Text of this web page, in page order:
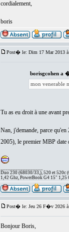
cordialement,
boris
Post� le: Dim 17 Mar 2013 à
borisgcohen a
mon venerable
Tu as eu droit à une avant
Nan, j'demande, parce
2005), le premier MBP date
Duo 230 (68030/33,), 520 et 520c
1,42 Ghz, PowerBook G4 15"
Post� le: Jeu 26 F�v 2026 à
Bonjour Boris,